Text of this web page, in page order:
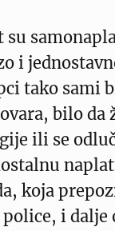
su
i
tako sami
bilo
ili se
koja
i dalje